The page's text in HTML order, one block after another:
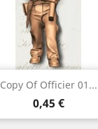
Copy Of Officier 01...
Preço
0,45 €